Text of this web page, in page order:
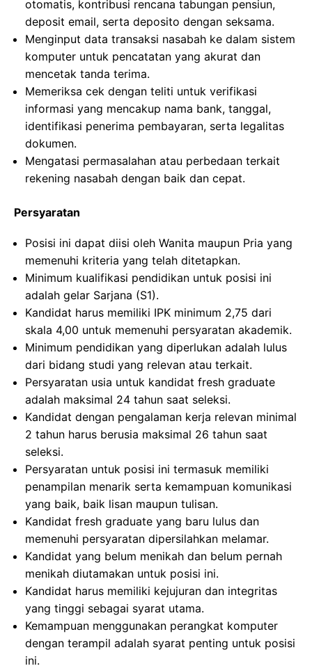
otomatis, kontribusi rencana tabungan pensiun,
deposit email, serta deposito dengan seksama.
Menginput data transaksi nasabah ke dalam sistem
komputer untuk pencatatan yang akurat dan
mencetak tanda terima.
Memeriksa cek dengan teliti untuk verifikasi
informasi yang mencakup nama bank, tanggal,
identifikasi penerima pembayaran, serta legalitas
dokumen.
Mengatasi permasalahan atau perbedaan terkait
rekening nasabah dengan baik dan cepat.
Persyaratan
Posisi ini dapat diisi oleh Wanita maupun Pria yang
memenuhi kriteria yang telah ditetapkan.
Minimum kualifikasi pendidikan untuk posisi ini
adalah gelar Sarjana (S1).
Kandidat harus memiliki IPK minimum 2,75 dari
skala 4,00 untuk memenuhi persyaratan akademik.
Minimum pendidikan yang diperlukan adalah lulus
dari bidang studi yang relevan atau terkait.
Persyaratan usia untuk kandidat fresh graduate
adalah maksimal 24 tahun saat seleksi.
Kandidat dengan pengalaman kerja relevan minimal
2 tahun harus berusia maksimal 26 tahun saat
seleksi.
Persyaratan untuk posisi ini termasuk memiliki
penampilan menarik serta kemampuan komunikasi
yang baik, baik lisan maupun tulisan.
Kandidat fresh graduate yang baru lulus dan
memenuhi persyaratan dipersilahkan melamar.
Kandidat yang belum menikah dan belum pernah
menikah diutamakan untuk posisi ini.
Kandidat harus memiliki kejujuran dan integritas
yang tinggi sebagai syarat utama.
Kemampuan menggunakan perangkat komputer
dengan terampil adalah syarat penting untuk posisi
ini.